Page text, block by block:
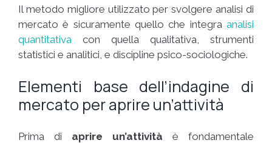
Il metodo migliore utilizzato per svolgere analisi di
mercato è sicuramente quello che integra analisi
quantitativa con quella qualitativa, strumenti
statistici e analitici, e discipline psico-sociologiche.
Elementi base dell’indagine di
mercato per aprire un’attività
Prima di aprire un’attività è fondamentale